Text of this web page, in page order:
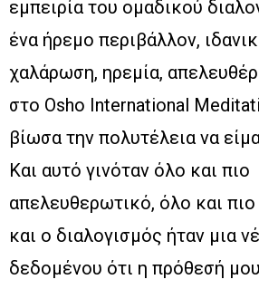
εμπειρία του ομαδικού
ένα ήρεμο περιβάλλον,
χαλάρωση, ηρεμία,
στο Osho International
βίωσα την πολυτέλεια να
Και αυτό γινόταν όλο και πιο
απελευθερωτικό, όλο και πιο
και ο διαλογισμός ήταν μια
δεδομένου ότι η πρόθεσή